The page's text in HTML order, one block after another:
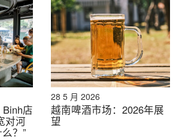
：日越在气候适应型基础设施领域
店
对河
？”
28 5 月 2026
越南啤酒市场：2026年展
望